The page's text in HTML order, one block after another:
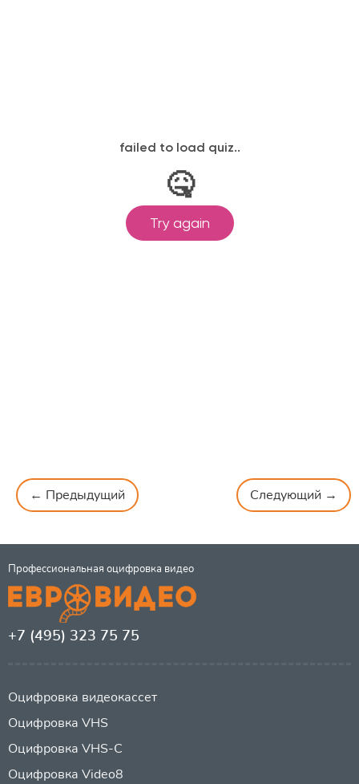
← Предыдущий Следующий →
Профессиональная оцифровка видео
+7 (495) 323 75 75
Оцифровка видеокассет
Оцифровка VHS
Оцифровка VHS-C
Оцифровка Video8